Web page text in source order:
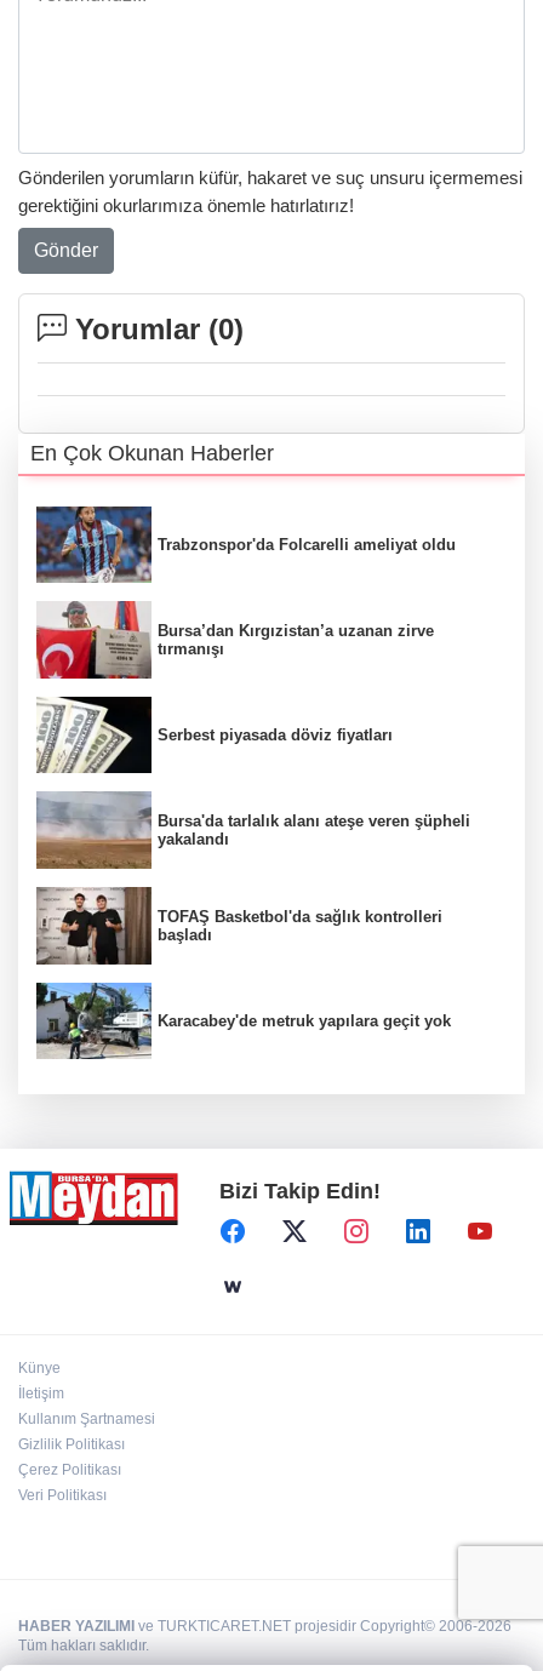
Gönderilen yorumların küfür, hakaret ve suç unsuru içermemesi
gerektiğini okurlarımıza önemle hatırlatırız!
Gönder
Yorumlar (0)
En Çok Okunan Haberler
Trabzonspor'da Folcarelli ameliyat oldu
Bursa’dan Kırgızistan’a uzanan zirve
tırmanışı
Serbest piyasada döviz fiyatları
Bursa'da tarlalık alanı ateşe veren şüpheli
yakalandı
TOFAŞ Basketbol'da sağlık kontrolleri
başladı
Karacabey'de metruk yapılara geçit yok
Bizi Takip Edin!
Künye
İletişim
Kullanım Şartnamesi
Gizlilik Politikası
Çerez Politikası
Veri Politikası
HABER YAZILIMI ve TURKTICARET.NET projesidir Copyright© 2006-2026
Tüm hakları saklıdır.